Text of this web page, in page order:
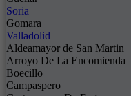
Soria
Gomara
Valladolid
Aldeamayor de San Martin
Arroyo De La Encomienda
Boecillo
Campaspero